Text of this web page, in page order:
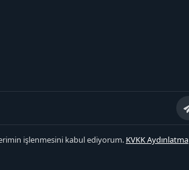
işlenmesini kabul ediyorum. KVKK Aydınlatma